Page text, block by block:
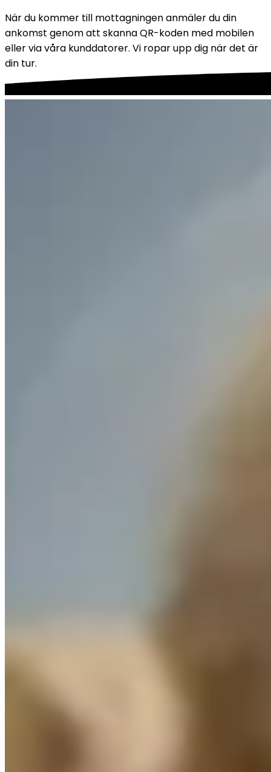
När du kommer till mottagningen anmäler du din
ankomst genom att skanna QR-koden med mobilen
eller via våra kunddatorer. Vi ropar upp dig när det är
din tur.